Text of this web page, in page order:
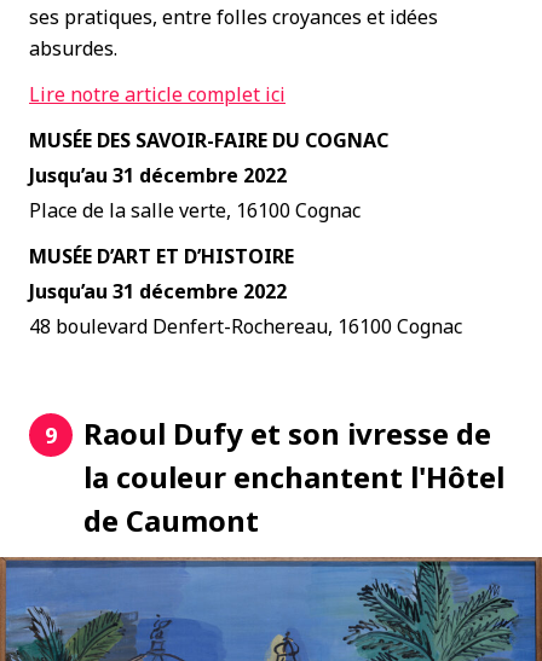
ses pratiques, entre folles croyances et idées
absurdes.
Lire notre article complet ici
MUSÉE DES SAVOIR-FAIRE DU COGNAC
Jusqu’au 31 décembre 2022
Place de la salle verte, 16100 Cognac
MUSÉE D’ART ET D’HISTOIRE
Jusqu’au 31 décembre 2022
48 boulevard Denfert-Rochereau, 16100 Cognac
9
Raoul Dufy et son ivresse de
la couleur enchantent l'Hôtel
de Caumont